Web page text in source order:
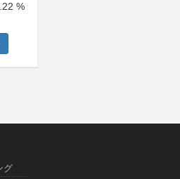
%
グ